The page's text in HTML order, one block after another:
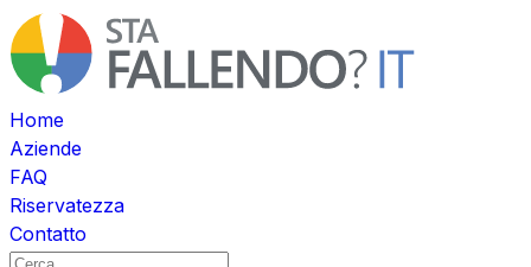
Home
Aziende
FAQ
Riservatezza
Contatto